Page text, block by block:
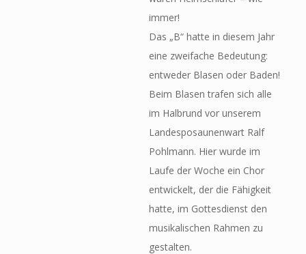
immer!
Das „B“ hatte in diesem Jahr
eine zweifache Bedeutung:
entweder Blasen oder Baden!
Beim Blasen trafen sich alle
im Halbrund vor unserem
Landesposaunenwart Ralf
Pohlmann. Hier wurde im
Laufe der Woche ein Chor
entwickelt, der die Fähigkeit
hatte, im Gottesdienst den
musikalischen Rahmen zu
gestalten.